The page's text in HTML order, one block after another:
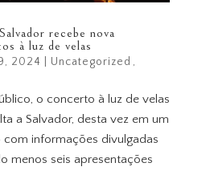
recebe nova
à luz de velas
2024 Uncategorized
o concerto à luz de velas
a Salvador, desta vez em um
informações divulgadas
menos seis apresentações